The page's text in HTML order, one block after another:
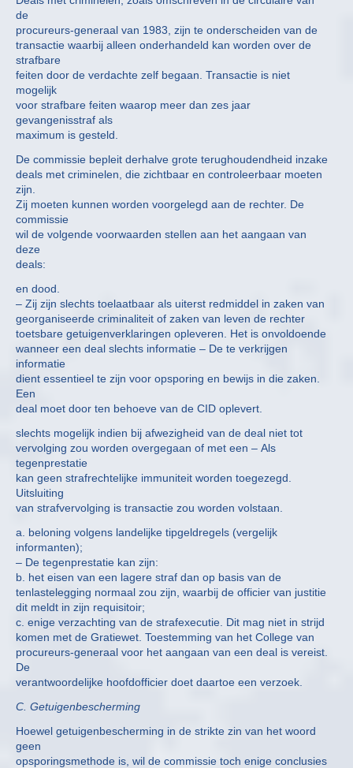
de
procureurs-generaal van 1983, zijn te onderscheiden van de
transactie waarbij alleen onderhandeld kan worden over de
strafbare
feiten door de verdachte zelf begaan. Transactie is niet
mogelijk
voor strafbare feiten waarop meer dan zes jaar
gevangenisstraf als
maximum is gesteld.
De commissie bepleit derhalve grote terughoudendheid inzake
deals met criminelen, die zichtbaar en controleerbaar moeten
zijn.
Zij moeten kunnen worden voorgelegd aan de rechter. De
commissie
wil de volgende voorwaarden stellen aan het aangaan van
deze
deals:
en dood.
– Zij zijn slechts toelaatbaar als uiterst redmiddel in zaken van
georganiseerde criminaliteit of zaken van leven de rechter
toetsbare getuigenverklaringen opleveren. Het is onvoldoende
wanneer een deal slechts informatie – De te verkrijgen
informatie
dient essentieel te zijn voor opsporing en bewijs in die zaken.
Een
deal moet door ten behoeve van de CID oplevert.
slechts mogelijk indien bij afwezigheid van de deal niet tot
vervolging zou worden overgegaan of met een – Als
tegenprestatie
kan geen strafrechtelijke immuniteit worden toegezegd.
Uitsluiting
van strafvervolging is transactie zou worden volstaan.
a. beloning volgens landelijke tipgeldregels (vergelijk
informanten);
– De tegenprestatie kan zijn:
b. het eisen van een lagere straf dan op basis van de
tenlastelegging normaal zou zijn, waarbij de officier van justitie
dit meldt in zijn requisitoir;
c. enige verzachting van de strafexecutie. Dit mag niet in strijd
komen met de Gratiewet. Toestemming van het College van
procureurs-generaal voor het aangaan van een deal is vereist.
De
verantwoordelijke hoofdofficier doet daartoe een verzoek.
C. Getuigenbescherming
Hoewel getuigenbescherming in de strikte zin van het woord
geen
opsporingsmethode is, wil de commissie toch enige conclusies